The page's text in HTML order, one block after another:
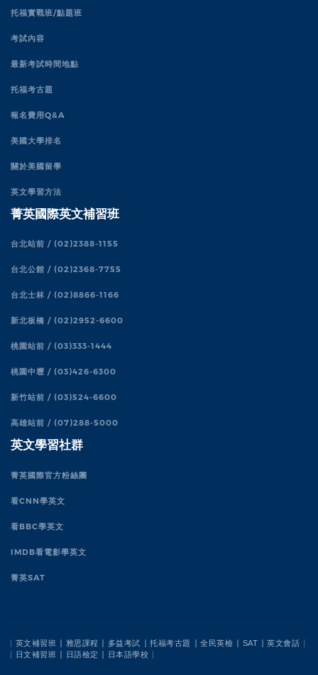
托福實戰班/點題班
考試內容
最新考試時間地點
托福考古題
報名費用Q&A
美國大學排名
關於美國留學
英文學習方法
菁英國際英文補習班
台北站前 / (02)2388-1155
台北公館 / (02)2368-7755
台北士林 / (02)8866-1166
新北板橋 / (02)2952-6600
桃園站前 / (03)333-1444
桃園中壢 / (03)426-6300
新竹站前 / (03)524-6600
高雄站前 / (07)288-5000
英文學習社群
菁英國際官方粉絲團
看CNN學英文
看BBC學英文
IMDB看電影學英文
菁英SAT
英文補習班 雅思課程 多益考試 托福考古題 全民英檢 SAT
英文會話
日文補習班
日語檢定 日本語學校